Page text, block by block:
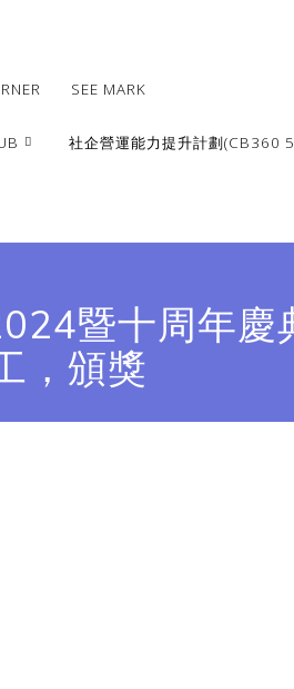
SEE MARK
社企營運能力提升計劃(CB360
暨十周年慶
，頒獎